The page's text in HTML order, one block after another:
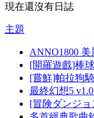
現在還沒有日誌
主題
ANNO1800
[開羅遊戲]棒
[嘗鮮]帕拉狗
最終幻想5
[冒険ダンジ